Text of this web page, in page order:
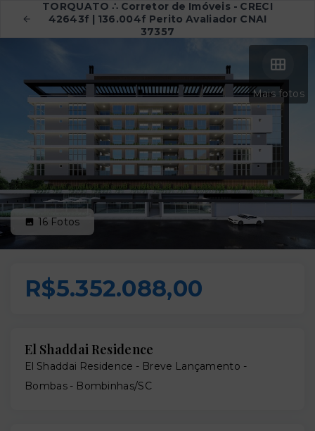
TORQUATO ∴ Corretor de Imóveis - CRECI
42643f | 136.004f Perito Avaliador CNAI
37357
Mais fotos
16 Fotos
R$5.352.088,00
El Shaddai Residence
El Shaddai Residence - Breve Lançamento -
Bombas - Bombinhas/SC